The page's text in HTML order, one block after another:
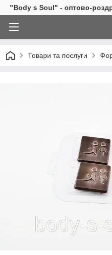
"Body s Soul" - оптово-
Товари та послуги